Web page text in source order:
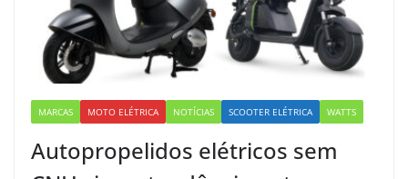
MARCAS MOTO ELÉTRICA NOTÍCIAS SCOOTER ELÉTRICA WATTS
Autopropelidos elétricos sem